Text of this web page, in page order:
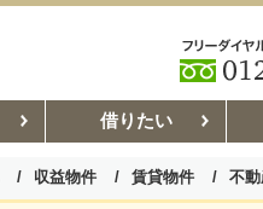
借りたい
収益物件 賃貸物件 不